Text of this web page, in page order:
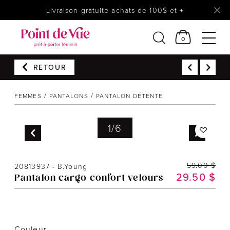
Livraison gratuite achats de 100$ et +
0
Femmes
Lingerie
Accessoires
Chaussures
Prêt à reporter
RETOUR
FEMMES PANTALONS PANTALON DÉTENTE
1/6
20813937 - B.Young
Pantalon cargo confort velours 29.50 $
59.00 $